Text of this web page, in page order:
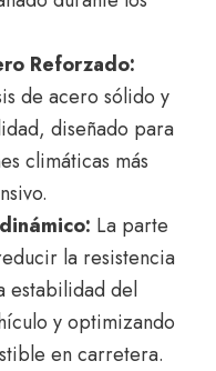
Reforzado:
de acero sólido y
diseñado para
climáticas más
La parte
la resistencia
estabilidad del
y optimizando
en carretera.